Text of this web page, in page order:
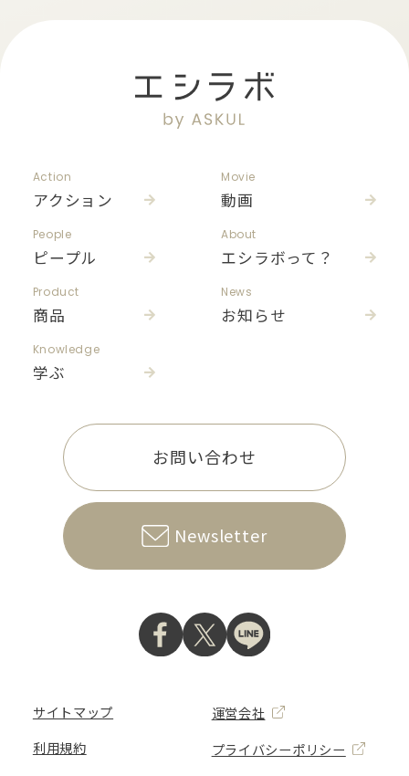
Newsletter
お問い合わせ
アクション
Action
ピープル
People
商品
Product
学ぶ
Knowledge
動画
Movie
エシラボって？
About
お知らせ
News
サイトマップ
利用規約
運営会社
プライバシーポリシー